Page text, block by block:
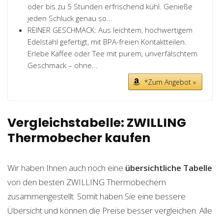
oder bis zu 5 Stunden erfrischend kühl. Genieße
jeden Schluck genau so...
REINER GESCHMACK: Aus leichtem, hochwertigem
Edelstahl gefertigt, mit BPA-freien Kontaktteilen.
Erlebe Kaffee oder Tee mit purem, unverfälschtem
Geschmack – ohne...
*Zum Angebot »
Vergleichstabelle: ZWILLING
Thermobecher kaufen
Wir haben Ihnen auch noch eine übersichtliche Tabelle
von den besten ZWILLING Thermobechern
zusammengestellt. Somit haben Sie eine bessere
Übersicht und können die Preise besser vergleichen. Alle